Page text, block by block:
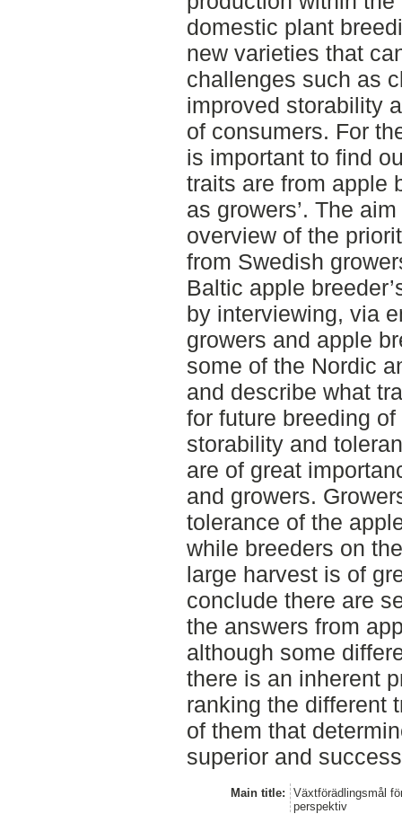
domestic plant
new varieties that
challenges such as
improved storability
of consumers. For
is important to find
traits are from apple
as growers’. The
overview of the
from Swedish
Baltic apple
by interviewing, via
growers and apple
some of the Nordic
and describe what
for future breeding
storability and
are of great
and growers.
tolerance of the
while breeders on
large harvest is of
conclude there are
the answers from
although some
there is an inherent
ranking the different
of them that
superior and
Main title:
Växtförädlingsmål
perspektiv